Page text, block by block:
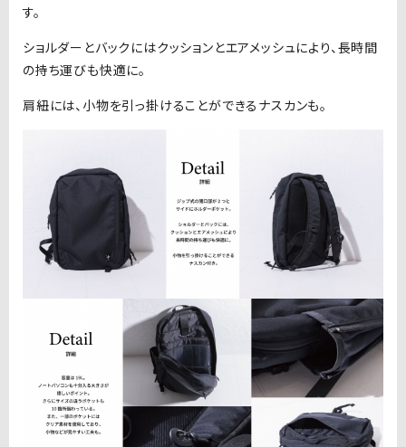
す。
ショルダーとバックにはクッションとエアメッシュにより、長時間
の持ち運びも快適に。
肩紐には、小物を引っ掛けることができるナスカンも。